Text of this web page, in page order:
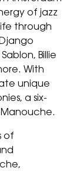
of jazz
through
Billie
With
unique
a six-
of